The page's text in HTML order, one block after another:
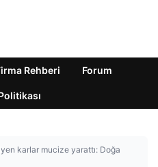
Rehberi Forum
karlar mucize yarattı: Doğa